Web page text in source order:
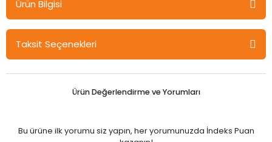
Ürün Bilgisi
Gazi Kitabevi Yeni Normalde Tüketici Davranışları - Nihal
Sütütemiz, Metin Saygılı Gazi Kitabevi
Bölüm 2 Dijital Dönüşümler
Taksit Seçenekleri
Ürün Değerlendirme ve Yorumları
Bu ürüne ilk yorumu siz yapın, her yorumunuzda İndeks Puan